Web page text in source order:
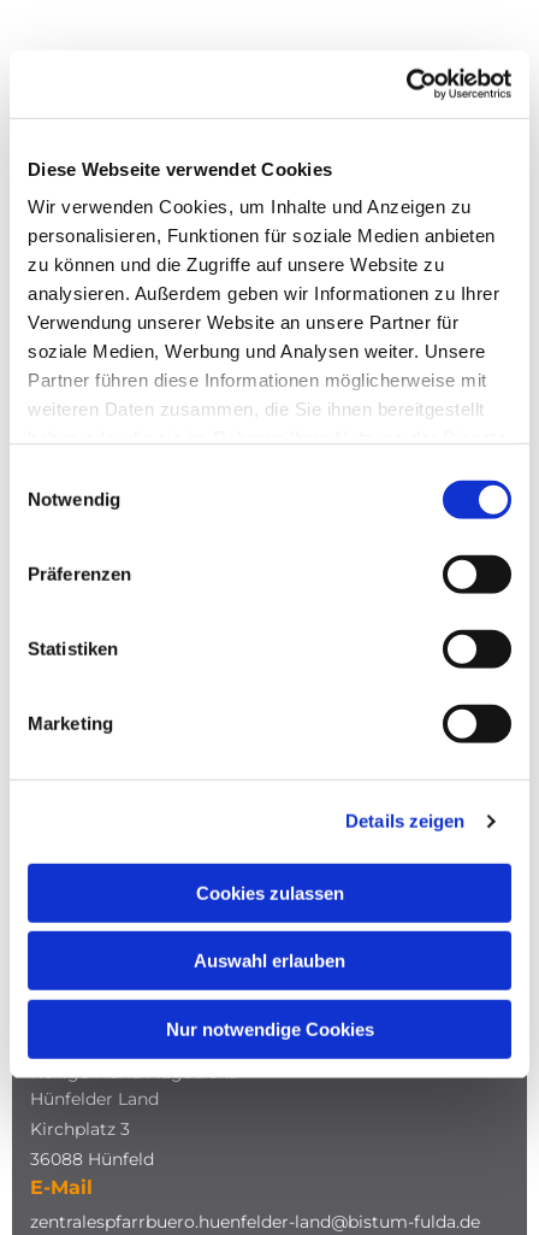
Diese Webseite verwendet Cookies
Wir verwenden Cookies, um Inhalte und Anzeigen zu
personalisieren, Funktionen für soziale Medien anbieten
zu können und die Zugriffe auf unsere Website zu
analysieren. Außerdem geben wir Informationen zu Ihrer
Verwendung unserer Website an unsere Partner für
soziale Medien, Werbung und Analysen weiter. Unsere
Partner führen diese Informationen möglicherweise mit
weiteren Daten zusammen, die Sie ihnen bereitgestellt
Notwendig
Präferenzen
Statistiken
Marketing
Details zeigen
Cookies zulassen
Auswahl erlauben
Nur notwendige Cookies
interessieren
NAVIGATION
Heilige Maria Magdalena
Hünfelder Land
Kirchplatz 3
36088 Hünfeld
E-Mail
zentralespfarrbuero.huenfelder-land@bistum-fulda.de